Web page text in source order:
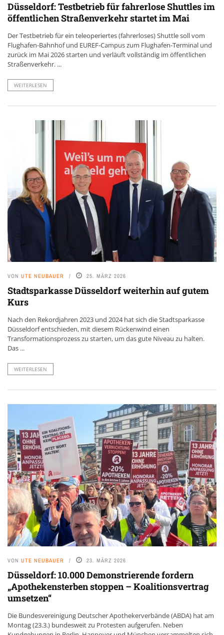
Düsseldorf: Testbetrieb für fahrerlose Shuttles im
öffentlichen Straßenverkehr startet im Mai
Der Testbetrieb für ein teleoperiertes (fahrerloses) Shuttle soll vom
Flughafen-Bahnhof und EUREF-Campus zum Flughafen-Terminal und
zurück im Mai 2026 starten und verläuft vollständig im öffentlichen
Straßenverkehr. ...
WEITERLESEN
VON UTE NEUBAUER 25. MÄRZ 2026
Stadtsparkasse Düsseldorf weiterhin auf gutem
Kurs
Nach den Rekordjahren 2023 und 2024 hat sich die Stadtsparkasse
Düsseldorf entschieden, mit diesem Rückenwind einen
Transformationsprozess zu starten, um das gute Niveau zu halten.
Das ...
WEITERLESEN
VON UTE NEUBAUER 23. MÄRZ 2026
Düsseldorf: 10.000 Demonstrierende fordern
„Apothekensterben stoppen – Koalitionsvertrag
umsetzen“
Die Bundesvereinigung Deutscher Apothekerverbände (ABDA) hat am
Montag (23.3.) bundesweit zu Protesten aufgerufen. Neben